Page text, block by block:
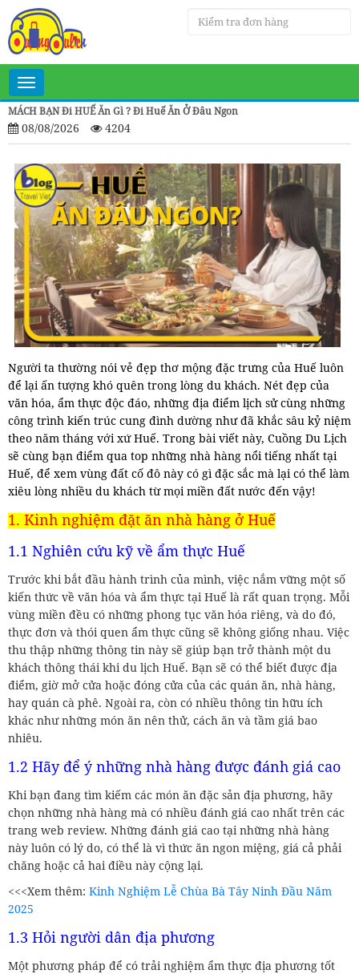
Toggle
navigation
MÁCH BẠN Đi HUẾ Ăn Gì ? Đi Huế Ăn Ở Đâu Ngon
08/08/2026 4204
Người ta thường nói vẻ đẹp thơ mộng đặc trưng của Huế luôn
để lại ấn tượng khó quên trong lòng du khách. Nét đẹp của
văn hóa, ẩm thực độc đáo, những địa điểm lịch sử cùng những
công trình kiến trúc cung đình dường như đã khắc sâu kỷ niệm
theo năm tháng với xứ Huế. Trong bài viết này, Cuồng Du Lịch
sẽ cùng bạn điểm qua top những nhà hàng nổi tiếng nhất tại
Huế, để xem vùng đất cố đô này có gì đặc sắc mà lại có thể làm
xiêu lòng nhiều du khách từ mọi miền đất nước đến vậy!
1. Kinh nghiệm đặt ăn nhà hàng ở Huế
1.1 Nghiên cứu kỹ về ẩm thực Huế
Trước khi bắt đầu hành trình của mình, việc nắm vững một số
kiến thức về văn hóa và ẩm thực tại Huế là rất quan trọng. Mỗi
vùng miền đều có những phong tục văn hóa riêng, và do đó,
thực đơn và thói quen ẩm thực cũng sẽ không giống nhau. Việc
thu thập những thông tin này sẽ giúp bạn trở thành một du
khách thông thái khi du lịch Huế. Bạn sẽ có thể biết được địa
điểm, giờ mở cửa hoặc đóng cửa của các quán ăn, nhà hàng,
hay quán cà phê. Ngoài ra, còn có nhiều thông tin hữu ích
khác như những món ăn nên thử, cách ăn và tầm giá bao
nhiêu.
1.2 Hãy để ý những nhà hàng được đánh giá cao
Khi bạn đang tìm kiếm các món ăn đặc sản địa phương, hãy
chọn những nhà hàng mà có nhiều đánh giá cao nhất trên các
trang web review. Những đánh giá cao tại những nhà hàng
này luôn có lý do, có thể là vì thức ăn ngon miệng, giá cả phải
chăng hoặc cả hai điều này cộng lại.
<<<Xem thêm: Kinh Nghiệm Lễ Chùa Bà Tây Ninh Đầu Năm
2025
1.3 Hỏi người dân địa phương
Một phương pháp để có trải nghiệm ẩm thực địa phương tốt